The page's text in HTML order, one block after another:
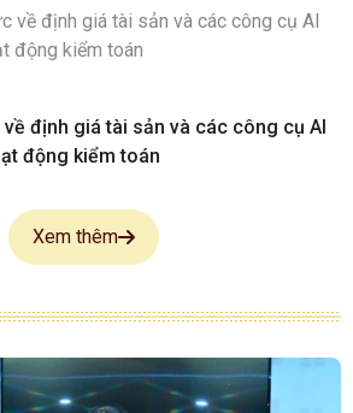
định giá tài sản và các công cụ AI
động kiểm toán
Xem thêm